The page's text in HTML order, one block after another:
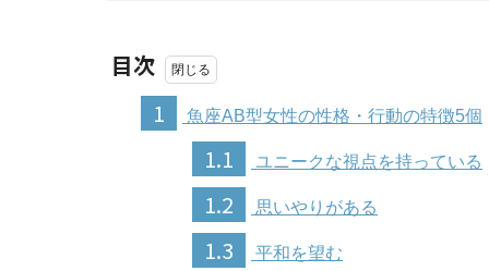
目次
1
魚座AB型女性の性格・行動の特徴5個
1.1 ユニークな視点を持っている
1.2 思いやりがある
1.3 平和を望む